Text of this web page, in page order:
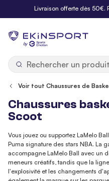
Allez au contenuLivraison offerte dès 50€.
by
Voir tout Chaussures de
Chaussures
Scoot
Vous jouez ou supportez LaMelo
Puma signature des stars NBA. La
accompagne LaMelo Ball avec un
meneurs créatifs, tandis que la
l'explosivité et les changements